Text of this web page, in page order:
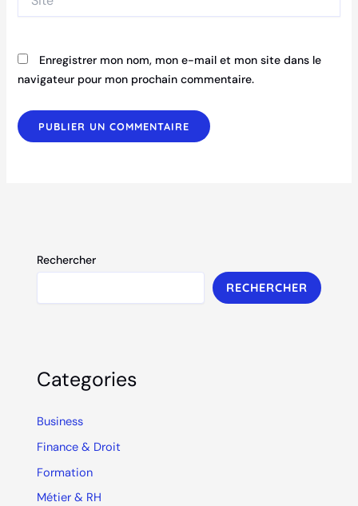
Enregistrer mon nom, mon e-mail et mon site dans le
navigateur pour mon prochain commentaire.
Rechercher
RECHERCHER
Categories
Business
Finance & Droit
Formation
Métier & RH